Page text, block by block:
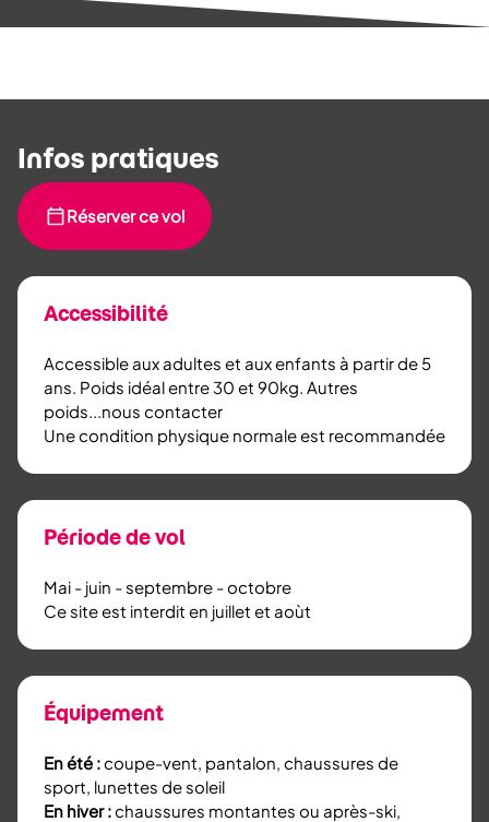
Infos pratiques
Réserver ce vol
Accessibilité
Accessible aux adultes et aux enfants à partir de 5
ans. Poids idéal entre 30 et 90kg. Autres
poids...nous contacter
Une condition physique normale est recommandée
Période de vol
Mai - juin - septembre - octobre
Ce site est interdit en juillet et aoùt
Équipement
En été :coupe-vent, pantalon, chaussures de
sport, lunettes de soleil
En hiver :chaussures montantes ou après-ski,